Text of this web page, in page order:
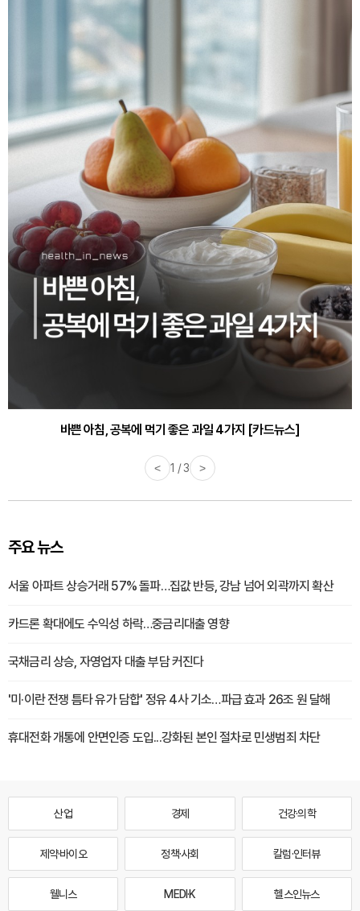
바쁜 아침, 공복에 먹기 좋은 과일 4가지 [카드뉴스]
< 1 / 3 >
주요 뉴스
서울 아파트 상승거래 57% 돌파…집값 반등, 강남 넘어 외곽까지 확산
카드론 확대에도 수익성 하락…중금리대출 영향
국채금리 상승, 자영업자 대출 부담 커진다
'미·이란 전쟁 틈타 유가 담합' 정유 4사 기소…파급 효과 26조 원 달해
휴대전화 개통에 안면인증 도입...강화된 본인 절차로 민생범죄 차단
산업 경제 건강·의학
제약·바이오 정책·사회 칼럼·인터뷰
웰니스 MEDI·K 헬스인뉴스